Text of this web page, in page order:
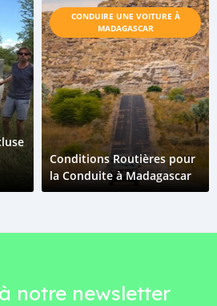
CONDUIRE UNE VOITURE À
MADAGASCAR
Conditions Routières pour
la Conduite à Madagascar
notre newsletter